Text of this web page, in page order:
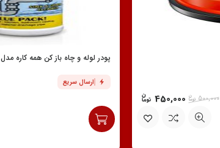
500,000
450,000
پودر لوله و چاه باز کن همه کاره مدل Value Pack
ارسال سریع